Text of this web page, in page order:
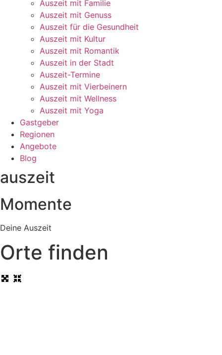
Auszeit mit Familie
Auszeit mit Genuss
Auszeit für die Gesundheit
Auszeit mit Kultur
Auszeit mit Romantik
Auszeit in der Stadt
Auszeit-Termine
Auszeit mit Vierbeinern
Auszeit mit Wellness
Auszeit mit Yoga
Gastgeber
Regionen
Angebote
Blog
auszeit
Momente
Deine Auszeit
Orte finden